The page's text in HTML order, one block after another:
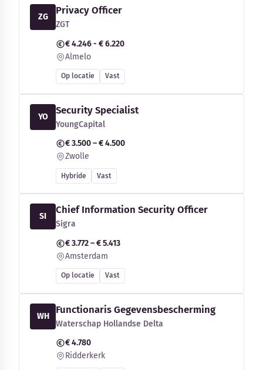
ZG
Privacy Officer
ZGT
€ 4.246 - € 6.220
Almelo
Op locatie Vast
YO
Security Specialist
YoungCapital
€ 3.500 – € 4.500
Zwolle
Hybride Vast
SI
Chief Information Security Officer
Sigra
€ 3.772 – € 5.413
Amsterdam
Op locatie Vast
WH
Functionaris Gegevensbescherming
Waterschap Hollandse Delta
€ 4.780
Ridderkerk